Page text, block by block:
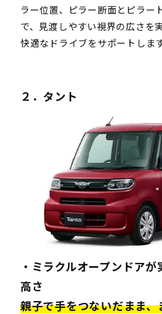
ラー位置、ピラー断面とピラー
で、見渡しやすい視界の広さを
快適なドライブをサポートします
２．タント
・ミラクルオープンドア
高さ
親子で手をつないだまま